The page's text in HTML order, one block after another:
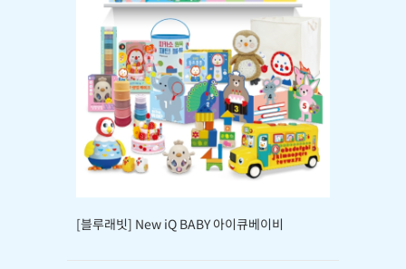
[블루래빗] New iQ BABY 아이큐베이비